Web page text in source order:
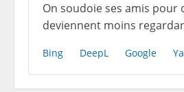
On soudoie ses amis pour
deviennent moins
Bing DeepL Google